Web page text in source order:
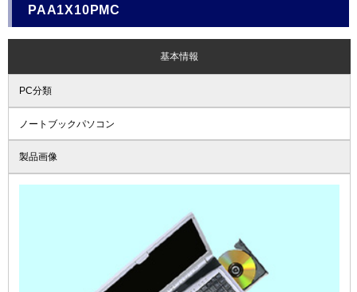
PAA1X10PMC
基本情報
PC分類
ノートブックパソコン
製品画像